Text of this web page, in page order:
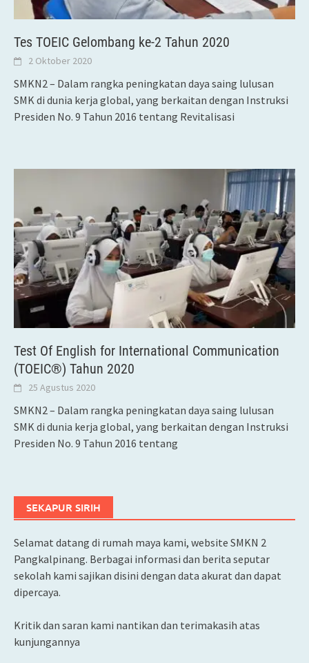
Tes TOEIC Gelombang ke-2 Tahun 2020
2 Oktober 2020
SMKN2 – Dalam rangka peningkatan daya saing lulusan
SMK di dunia kerja global, yang berkaitan dengan Instruksi
Presiden No. 9 Tahun 2016 tentang Revitalisasi
Test Of English for International Communication
(TOEIC®) Tahun 2020
25 Agustus 2020
SMKN2 – Dalam rangka peningkatan daya saing lulusan
SMK di dunia kerja global, yang berkaitan dengan Instruksi
Presiden No. 9 Tahun 2016 tentang
SEKAPUR SIRIH
Selamat datang di rumah maya kami, website SMKN 2
Pangkalpinang. Berbagai informasi dan berita seputar
sekolah kami sajikan disini dengan data akurat dan dapat
dipercaya.
Kritik dan saran kami nantikan dan terimakasih atas
kunjungannya